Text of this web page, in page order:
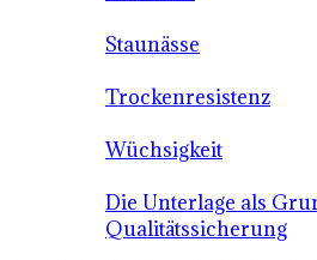
Staunässe
Trockenresistenz
Wüchsigkeit
Die Unterlage als
Qualitätssicherung